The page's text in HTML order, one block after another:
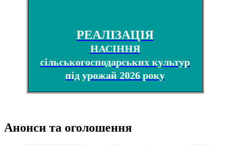
РЕАЛІЗАЦІЯ
НАСІННЯ
сільськогосподарських культур
під урожай 2026 року
Анонси та оголошення